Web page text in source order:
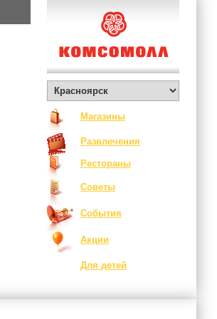
Магазины
Развлечения
Рестораны
Советы
События
Акции
Для детей